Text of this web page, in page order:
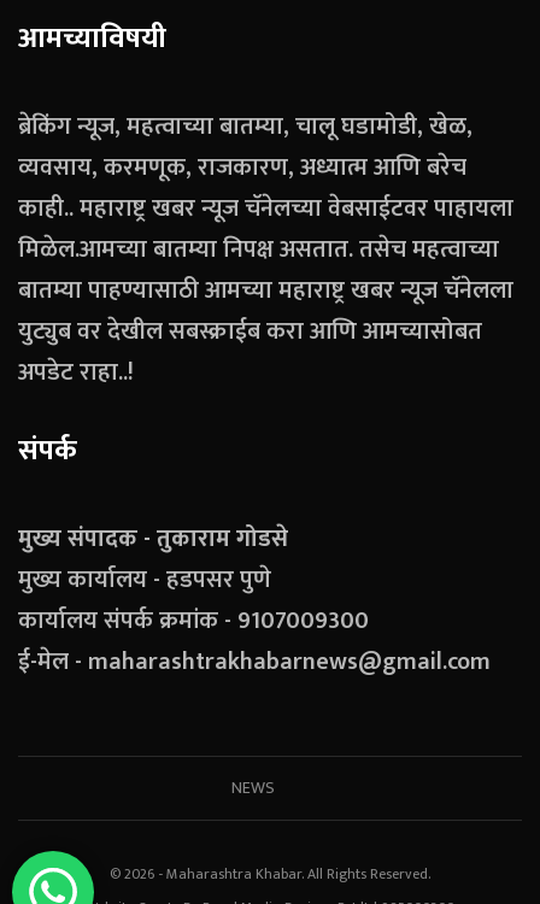
आमच्याविषयी
ब्रेकिंग न्यूज, महत्वाच्या बातम्या, चालू घडामोडी, खेळ,
व्यवसाय, करमणूक, राजकारण, अध्यात्म आणि बरेच
काही.. महाराष्ट्र खबर न्यूज चॅनेलच्या वेबसाईटवर पाहायला
मिळेल.आमच्या बातम्या निपक्ष असतात. तसेच महत्वाच्या
बातम्या पाहण्यासाठी आमच्या महाराष्ट्र खबर न्यूज चॅनेलला
युट्युब वर देखील सबस्क्राईब करा आणि आमच्यासोबत
अपडेट राहा..!
संपर्क
मुख्य संपादक - तुकाराम गोडसे
मुख्य कार्यालय - हडपसर पुणे
कार्यालय संपर्क क्रमांक - 9107009300
ई-मेल - maharashtrakhabarnews@gmail.com
NEWS
© 2026 - Maharashtra Khabar. All Rights Reserved.